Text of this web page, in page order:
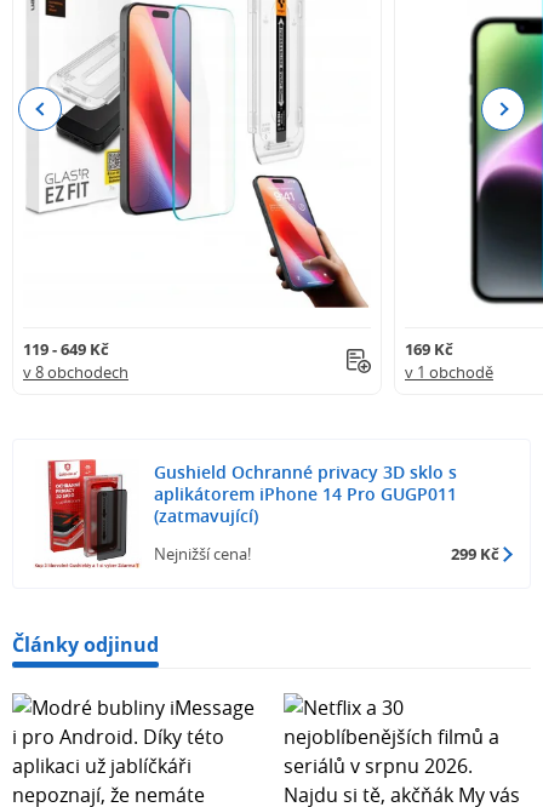
119 - 649 Kč
v 8 obchodech
169 Kč
v 1 obchodě
Previous Next
Gushield Ochranné privacy 3D sklo s
aplikátorem iPhone 14 Pro GUGP011
(zatmavující)
Nejnižší cena! 299 Kč
Články odjinud